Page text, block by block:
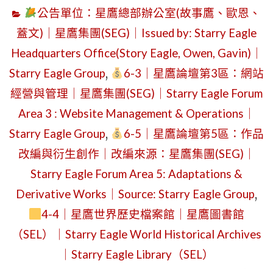
公告單位：星鷹總部辦公室(故事鷹、歐恩、
蓋文)｜星鷹集團(SEG)｜Issued by: Starry Eagle
Headquarters Office(Story Eagle, Owen, Gavin)｜
Starry Eagle Group,
6-3｜星鷹論壇第3區：網站
經營與管理｜星鷹集團(SEG)｜Starry Eagle Forum
Area 3 : Website Management & Operations｜
Starry Eagle Group,
6-5｜星鷹論壇第5區：作品
改編與衍生創作｜改編來源：星鷹集團(SEG)｜
Starry Eagle Forum Area 5: Adaptations &
Derivative Works｜Source: Starry Eagle Group,
4-4｜星鷹世界歷史檔案館｜星鷹圖書館
（SEL）｜Starry Eagle World Historical Archives
｜Starry Eagle Library（SEL）